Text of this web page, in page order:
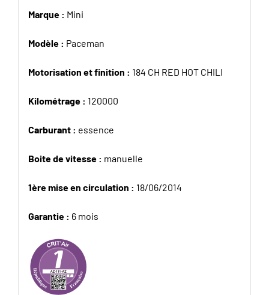
Marque : Mini
Modèle : Paceman
Motorisation et finition : 184 CH RED HOT CHILI
Kilométrage : 120000
Carburant : essence
Boite de vitesse : manuelle
1ère mise en circulation : 18/06/2014
Garantie : 6 mois